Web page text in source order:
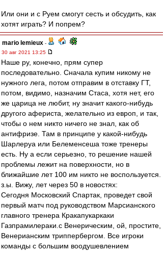
Или они и с Руем смогут сесть и обсудить, как
хотят играть? И попрем?
mario lemieux -
30 авг 2021 13:25
Наше ру, конечно, прям супер
последовательно. Сначала купим никому не
нужного лега, потом отправим в отставку ГТ,
потом, видимо, назначим Стаса, хотя нет, его
же царица не любит, ну значит какого-нибудь
другого афериста, желательно из европ, и так,
чтобы о нем никто ничего не знал, как об
антифризе. Там в принципе у какой-нибудь
Шарлеруа или Белеменсеша тоже тренеры
есть. Ну а если серьезно, то решение нашей
проблемы лежит на поверхности, но в
ближайшие лет 100 им никто не воспользуется.
з.ы. Вижу, лет через 50 в новостях:
Сегодня Московский Спартак, проведет свой
первый матч под руководством Марсианского
главного тренера Кракапукаркаки
Газпрамилераки.с Венерическим, ой, простите,
Венерианским триппербергом. Все игроки
команды с большим воодушевлением